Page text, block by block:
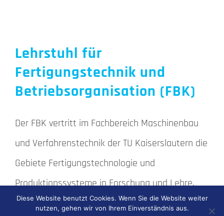
Lehrstuhl für
Fertigungstechnik und
Betriebsorganisation (FBK)
Der FBK vertritt im Fachbereich Maschinenbau
und Verfahrenstechnik der TU Kaiserslautern die
Gebiete Fertigungstechnologie und
Produktionssysteme in Forschung und Lehre.
Diese Website benutzt Cookies. Wenn Sie die Website weiter
nutzen, gehen wir von Ihrem Einverständnis aus.